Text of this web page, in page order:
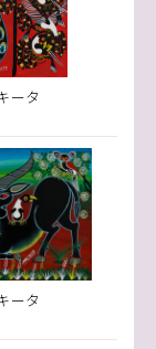
ータ
ータ